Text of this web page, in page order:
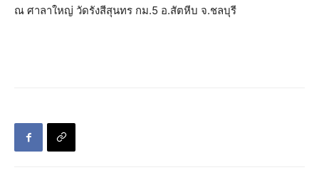
ณ ศาลาใหญ่ วัดรังสีสุนทร กม.5 อ.สัตหีบ จ.ชลบุรี